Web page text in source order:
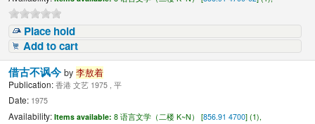
Place hold
Add to cart
借古不讽今by李敖着
Publication: 香港 文艺 1975 , 平
Date: 1975
Availability: Items available: 8 语言文学（二楼 K~N） [856.91 4700] (1),